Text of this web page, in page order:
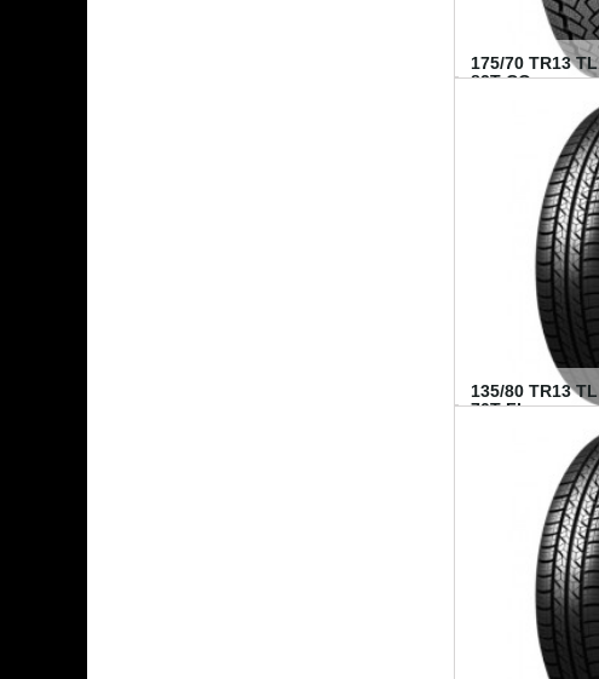
175/70 TR13 TL
82T CO...
135/80 TR13 TL
70T FI...